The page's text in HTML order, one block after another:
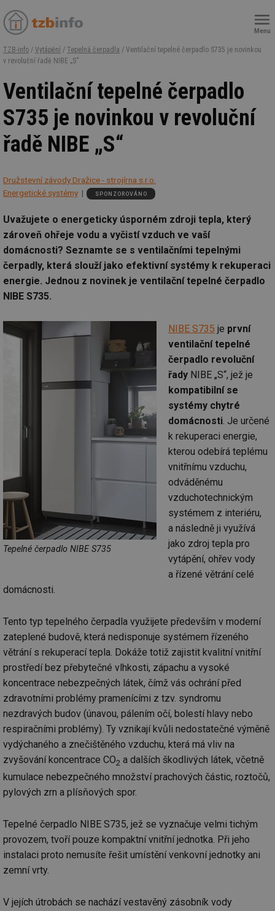
Menu
TZB-info / Vytápění / Tepelná čerpadla / Ventilační tepelné čerpadlo S735 je novinkou
v revoluční řadě NIBE „S“
Ventilační tepelné čerpadlo
S735 je novinkou v revoluční
řadě NIBE „S“
Družstevní závody Dražice - strojírna s.r.o.
Energetické systémy
SPONZOROVÁNO
Uvažujete o energeticky úsporném zdroji tepla, který
zároveň ohřeje vodu a vyčistí vzduch ve vaší
domácnosti? Seznamte se s ventilačními tepelnými
čerpadly, která slouží jako efektivní systémy k rekuperaci
energie. Jednou z novinek je ventilační tepelné čerpadlo
NIBE S735.
Tepelné čerpadlo NIBE S735
NIBE S735 je první
ventilační tepelné
čerpadlo revoluční
řadyNIBE „S“, jež je
kompatibilní se
systémy chytré
domácnosti. Je určené
k rekuperaci energie,
kterou odebírá teplému
vnitřnímu vzduchu,
odváděnému
vzduchotechnickým
systémem z interiéru,
a následně ji využívá
jako zdroj tepla pro
vytápění, ohřev vody
a řízené větrání celé
domácnosti.
Tento typ tepelného čerpadla využijete především v moderní
zateplené budově, která nedisponuje systémem řízeného
větrání s rekuperací tepla. Dokáže totiž zajistit kvalitní vnitřní
prostředí bez přebytečné vlhkosti, zápachu a vysoké
koncentrace nebezpečných látek, čímž vás ochrání před
zdravotními problémy pramenícími z tzv. syndromu
nezdravých budov (únavou, pálením očí, bolestí hlavy nebo
respiračními problémy). Ty vznikají kvůli nedostatečné výměně
vydýchaného a znečištěného vzduchu, která má vliv na
zvyšování koncentrace CO2 a dalších škodlivých látek, včetně
kumulace nebezpečného množství prachových částic, roztočů,
pylových zrn a plísňových spor.
Tepelné čerpadlo NIBE S735, jež se vyznačuje velmi tichým
provozem, tvoří pouze kompaktní vnitřní jednotka. Při jeho
instalaci proto nemusíte řešit umístění venkovní jednotky ani
zemní vrty.
V jejích útrobách se nachází vestavěný zásobník vody